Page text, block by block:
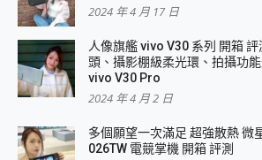
2024 年 4 月 17 日
人像旗艦 vivo V30 系列 開箱
頭、攝影棚級柔光環、拍攝功
vivo V30 Pro
2024 年 4 月 2 日
多個願望一次滿足 超強散熱 微
026TW 電競掌機 開箱 評測